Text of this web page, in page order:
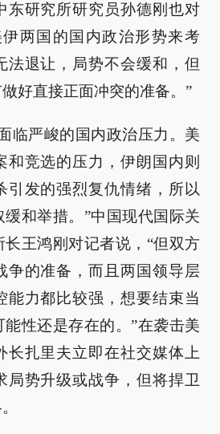
东研究所研究员孙德刚也对
两国的国内政治形势来考
法退让，局势不会缓和，但
好直接正面冲突的准备。”
临严峻的国内政治压力。美
和竞选的压力，伊朗国内则
引发的强烈复仇情绪，所以
和举措。”中国现代国际关
长王鸿刚对记者说，“但双方
争的准备，而且两国领导层
能力都比较强，想要结束当
性还是存在的。”在袭击美
长扎里夫立即在社交媒体上
局势升级或战争，但将捍卫